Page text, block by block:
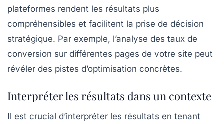
plateformes rendent les résultats plus
compréhensibles et facilitent la prise de décision
stratégique. Par exemple, l’analyse des taux de
conversion sur différentes pages de votre site peut
révéler des pistes d’optimisation concrètes.
Interpréter les résultats dans un contexte
Il est crucial d’interpréter les résultats en tenant